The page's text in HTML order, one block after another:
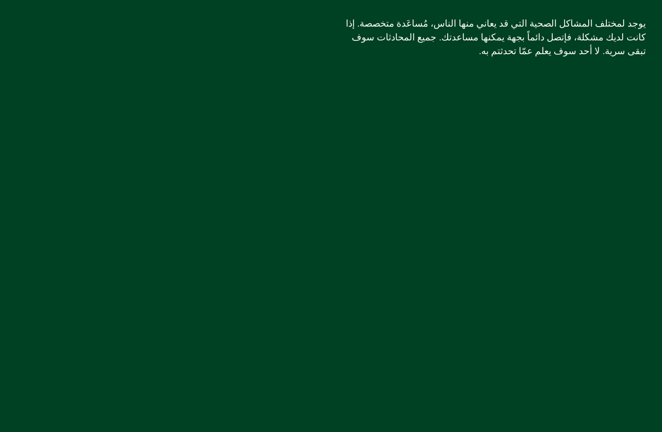
يوجد لمختلف المشاكل الصحية التي قد يعاني منها الناس، مُساعَدة متخصصة. إذا
كانت لديك مشكلة، فإتصل دائماً بجهة يمكنها مساعدتك. جميع المحادثات سوف
تبقى سرية. لا أحد سوف يعلم عمّا تحدثتم به.